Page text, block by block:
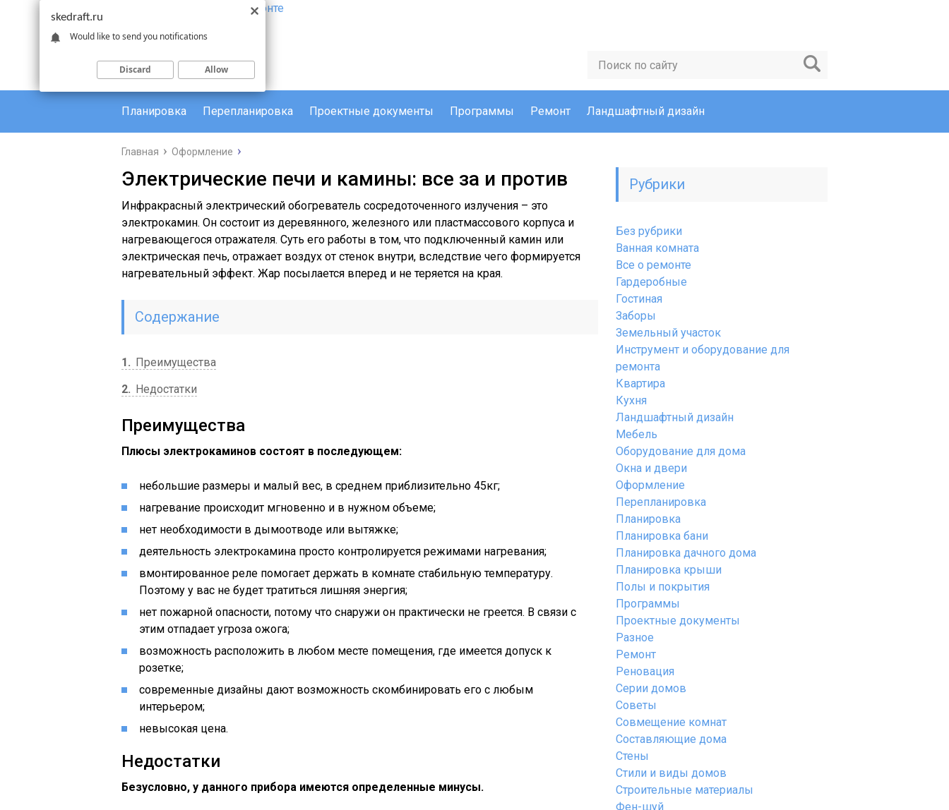
Планировка Перепланировка Проектные документы Программы Ремонт Ландшафтный дизайн
Главная Оформление
Электрические печи и камины: все за и против
Инфракрасный электрический обогреватель сосредоточенного излучения – это
электрокамин. Он состоит из деревянного, железного или пластмассового корпуса и
нагревающегося отражателя. Суть его работы в том, что подключенный камин или
электрическая печь, отражает воздух от стенок внутри, вследствие чего формируется
нагревательный эффект. Жар посылается вперед и не теряется на края.
Содержание
1
Преимущества
2
Недостатки
Преимущества
Плюсы электрокаминов состоят в последующем:
небольшие размеры и малый вес, в среднем приблизительно 45кг;
нагревание происходит мгновенно и в нужном объеме;
нет необходимости в дымоотводе или вытяжке;
деятельность электрокамина просто контролируется режимами нагревания;
вмонтированное реле помогает держать в комнате стабильную температуру.
Поэтому у вас не будет тратиться лишняя энергия;
нет пожарной опасности, потому что снаружи он практически не греется. В связи с
этим отпадает угроза ожога;
возможность расположить в любом месте помещения, где имеется допуск к
розетке;
современные дизайны дают возможность скомбинировать его с любым
интерьером;
невысокая цена.
Недостатки
Безусловно, у данного прибора имеются определенные минусы.
Рубрики
Без рубрики
Ванная комната
Все о ремонте
Гардеробные
Гостиная
Заборы
Земельный участок
Инструмент и оборудование для
ремонта
Квартира
Кухня
Ландшафтный дизайн
Мебель
Оборудование для дома
Окна и двери
Оформление
Перепланировка
Планировка
Планировка бани
Планировка дачного дома
Планировка крыши
Полы и покрытия
Программы
Проектные документы
Разное
Ремонт
Реновация
Серии домов
Советы
Совмещение комнат
Составляющие дома
Стены
Стили и виды домов
Строительные материалы
Фен-шуй
skedraft.ru
Would like to send you notifications
Discard Allow